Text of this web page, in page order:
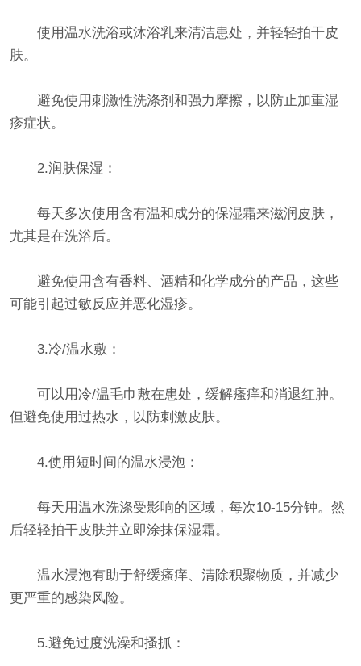
使用温水洗浴或沐浴乳来清洁患处，并轻轻拍干皮
肤。
避免使用刺激性洗涤剂和强力摩擦，以防止加重湿
疹症状。
2.润肤保湿：
每天多次使用含有温和成分的保湿霜来滋润皮肤，
尤其是在洗浴后。
避免使用含有香料、酒精和化学成分的产品，这些
可能引起过敏反应并恶化湿疹。
3.冷/温水敷：
可以用冷/温毛巾敷在患处，缓解瘙痒和消退红肿。
但避免使用过热水，以防刺激皮肤。
4.使用短时间的温水浸泡：
每天用温水洗涤受影响的区域，每次10-15分钟。然
后轻轻拍干皮肤并立即涂抹保湿霜。
温水浸泡有助于舒缓瘙痒、清除积聚物质，并减少
更严重的感染风险。
5.避免过度洗澡和搔抓：